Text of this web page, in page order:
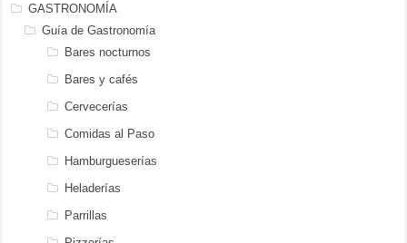
GASTRONOMÍA
Guía de Gastronomía
Bares nocturnos
Bares y cafés
Cervecerías
Comidas al Paso
Hamburgueserías
Heladerías
Parrillas